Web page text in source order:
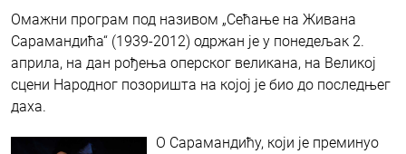
Омажни програм под називом „Сећање на Живана
Сарамандића“ (1939-2012) одржан је у понедељак 2.
априла, на дан рођења оперског великана, на Великој
сцени Народног позоришта на којој је био до последњег
даха.
О Сарамандићу, који је преминуо